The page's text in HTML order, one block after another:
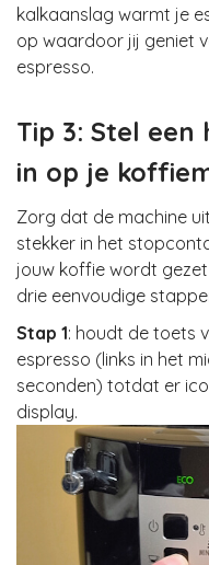
kalkaanslag warmt je
op waardoor jij geniet
espresso.
Tip 3: Stel
in op je
Zorg dat de machine
stekker in het
jouw koffie wordt
drie eenvoudige
Stap 1: houdt de toets
espresso (links in het
seconden) totdat er
display.